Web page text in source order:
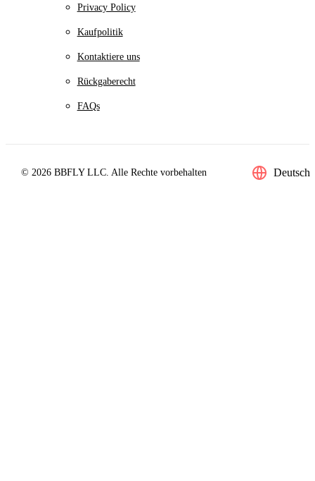
Privacy Policy
Kaufpolitik
Kontaktiere uns
Rückgaberecht
FAQs
© 2026 BBFLY LLC. Alle Rechte vorbehalten Deutsch